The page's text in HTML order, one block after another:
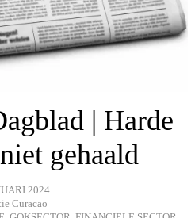
| Harde
gehaald
2024
Curacao